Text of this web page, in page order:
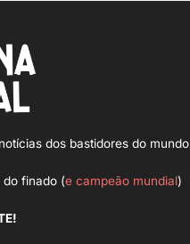
dos bastidores do mundo
do finado (e campeão mundial)